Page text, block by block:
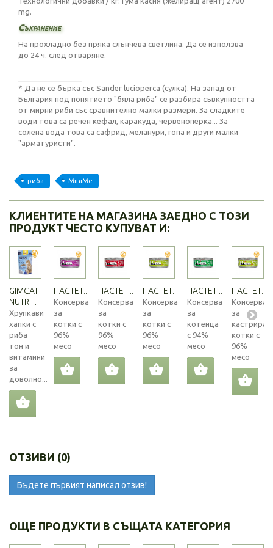
mg.
Съхранение
На прохладно без пряка слънчева светлина. Да се използва
до 24 ч. след отваряне.
* Да не се бърка със Sander lucioperca (сулка). На запад от
България под понятието "бяла риба" се разбира съвкупността
от мирни риби със сравнително малки размери. За сладките
води това са речен кефал, каракуда, червеноперка... За
солена вода това са сафрид, меланури, гопа и други малки
"арматуристи".
риба MiniMe
КЛИЕНТИТЕ НА МАГАЗИНА ЗАЕДНО С ТОЗИ
ПРОДУКТ ЧЕСТО КУПУВАТ И:
GIMCAT
NUTRI...
Хрупкави
хапки с
риба
тон и
витамини
за
доволно...
ПАСТЕТ...
Консерва
за
котки с
96%
месо
ПАСТЕТ...
Консерва
за
котки с
96%
месо
ПАСТЕТ...
Консерва
за
котки с
96%
месо
ПАСТЕТ...
Консерва
за
котенца
с 94%
месо
ПАСТЕТ...
Консерва
за
котки с
96%
месо
ОТЗИВИ (0)
Бъдете първият написал отзив!
ОЩЕ ПРОДУКТИ В СЪЩАТА КАТЕГОРИЯ